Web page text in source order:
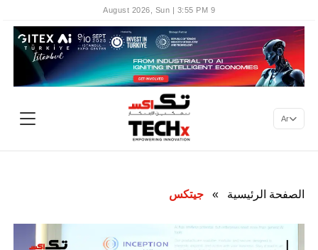
9 August 2026, Sun | 3:55 PM
Ar
الصفحة الرئيسية » جيتكس